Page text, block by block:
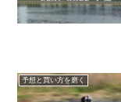
予想と買い方を磨く